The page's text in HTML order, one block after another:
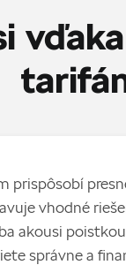
prispôsobí
vhodné
akousi
správne a